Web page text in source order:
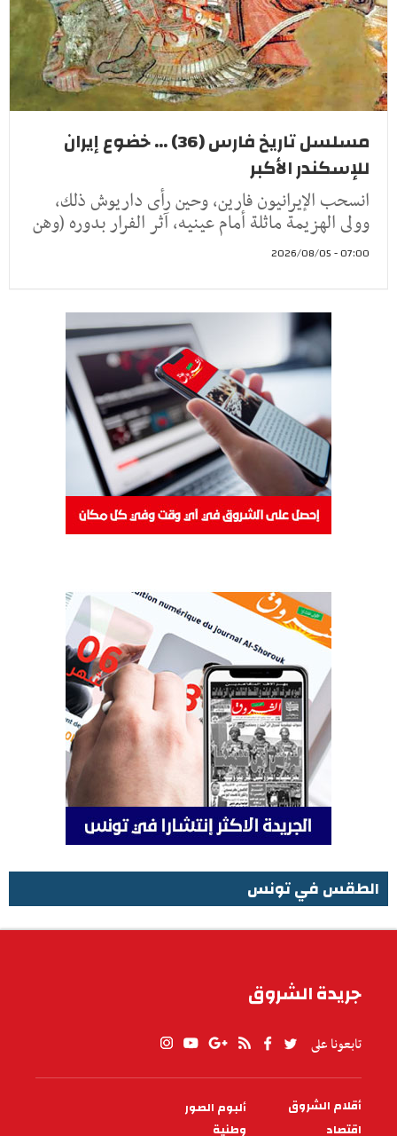
مسلسل تاريخ فارس (36) ... خضوع إيران
للإسكندر الأكبر
انسحب الإيرانيون فارين، وحين رأى داريوش ذلك،
وولى الهزيمة ماثلة أمام عينيه، آثر الفرار بدوره (وهن
07:00 - 2026/08/05
الطقس في تونس
جريدة الشروق
تابعونا على
PIED
DE
أقلام الشروق
ألبوم الصور
اقتصاد
وطنية